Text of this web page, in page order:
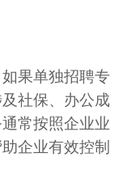
果单独招聘专
社保、办公成
常按照企业业
企业有效控制